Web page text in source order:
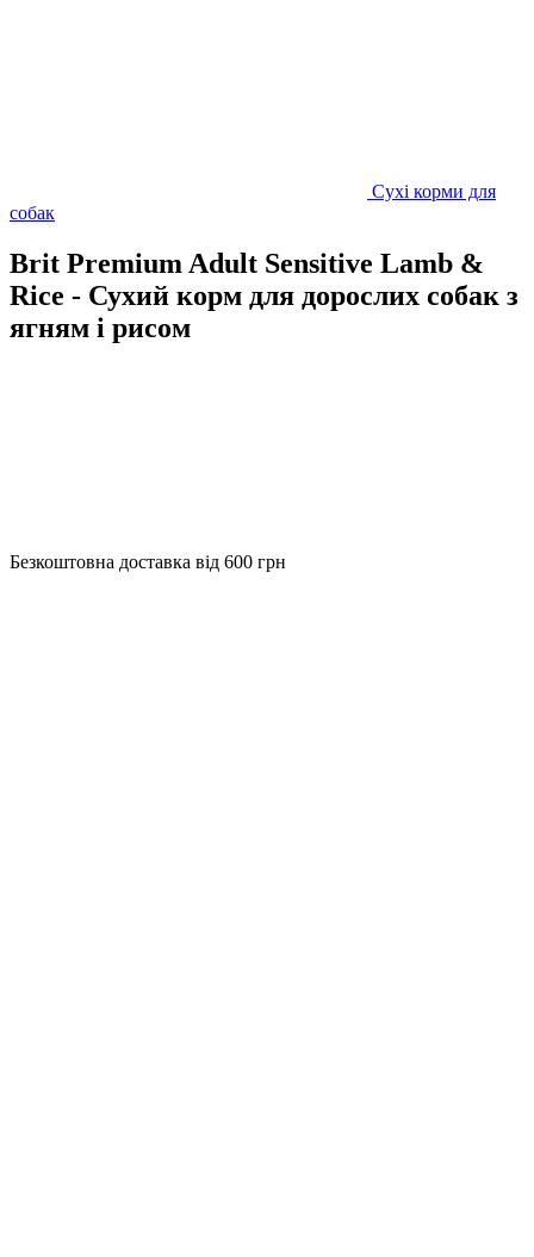
Сухі корми для
собак
Brit Premium Adult Sensitive Lamb &
Riсe - Сухий корм для дорослих собак з
ягням і рисом
Безкоштовна доставка від 600 грн